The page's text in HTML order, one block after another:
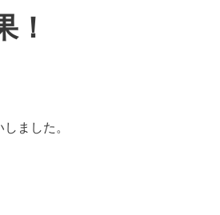
！
ました。